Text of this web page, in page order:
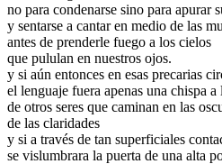
no para condenarse sino para apurar
y sentarse a cantar en medio de las
antes de prenderle fuego a los cielos
que pululan en nuestros ojos.
y si aún entonces en esas precarias
el lenguaje fuera apenas una chispa a
de otros seres que caminan en las
de las claridades
y si a través de tan superficiales
se vislumbrara la puerta de una alta